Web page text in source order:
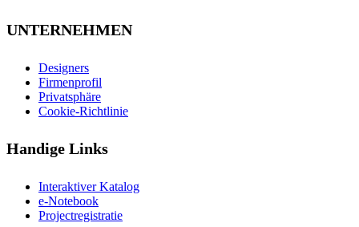
UNTERNEHMEN
Designers
Firmenprofil
Privatsphäre
Cookie-Richtlinie
Handige Links
Interaktiver Katalog
e-Notebook
Projectregistratie